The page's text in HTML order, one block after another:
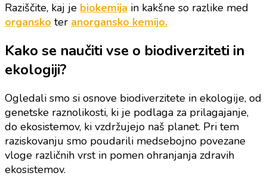
Raziščite, kaj je biokemija in kakšne so razlike med
organsko ter anorgansko kemijo.
Kako se naučiti vse o biodiverziteti in
ekologiji?
Ogledali smo si osnove biodiverzitete in ekologije, od
genetske raznolikosti, ki je podlaga za prilagajanje,
do ekosistemov, ki vzdržujejo naš planet. Pri tem
raziskovanju smo poudarili medsebojno povezane
vloge različnih vrst in pomen ohranjanja zdravih
ekosistemov.